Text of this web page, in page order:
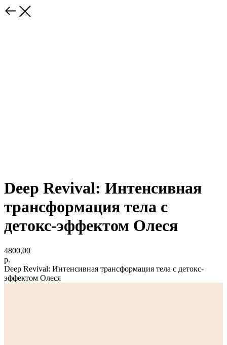
Deep Revival: Интенсивная
трансформация тела с
детокс-эффектом Олеся
4800,00
р.
Deep Revival: Интенсивная трансформация тела с детокс-
эффектом Олеся